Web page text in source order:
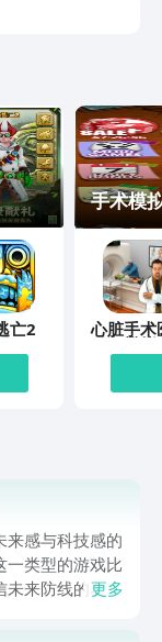
亡2
手术模
心脏手术
模拟
来感与科技感的
一类型的游戏比
未来防线的名字
更多